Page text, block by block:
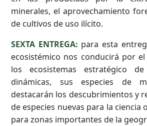
minerales, el aprovechamiento
de cultivos de uso ilícito.
SEXTA ENTREGA: para esta
ecosistémico nos conducirá por
los ecosistemas estratégico
dinámicas, sus especies de
destacarán los descubrimientos y
de especies nuevas para la ciencia
para zonas importantes de la